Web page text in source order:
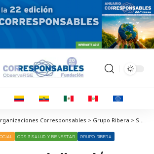
Corresponsables > Organizaciones Corresponsables > Grupo Ribera > Superespecialización y colaboración interhospitalaria en el cáncer de mama
ODS 3 SALUD Y BIENESTAR GRUPO RIBERA